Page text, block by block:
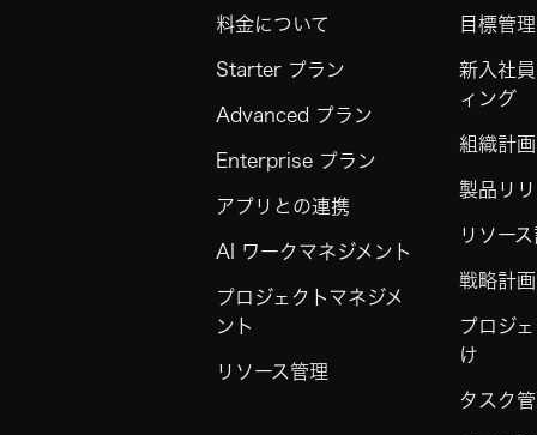
料金について
Starter プラン
Advanced プラン
Enterprise プラン
アプリとの連携
AI ワークマネジメント
プロジェクトマネジメ
ント
リソース管理
目標管理
新入社
ィング
組織計画
製品リ
リソー
戦略計画
プロジ
け
タスク